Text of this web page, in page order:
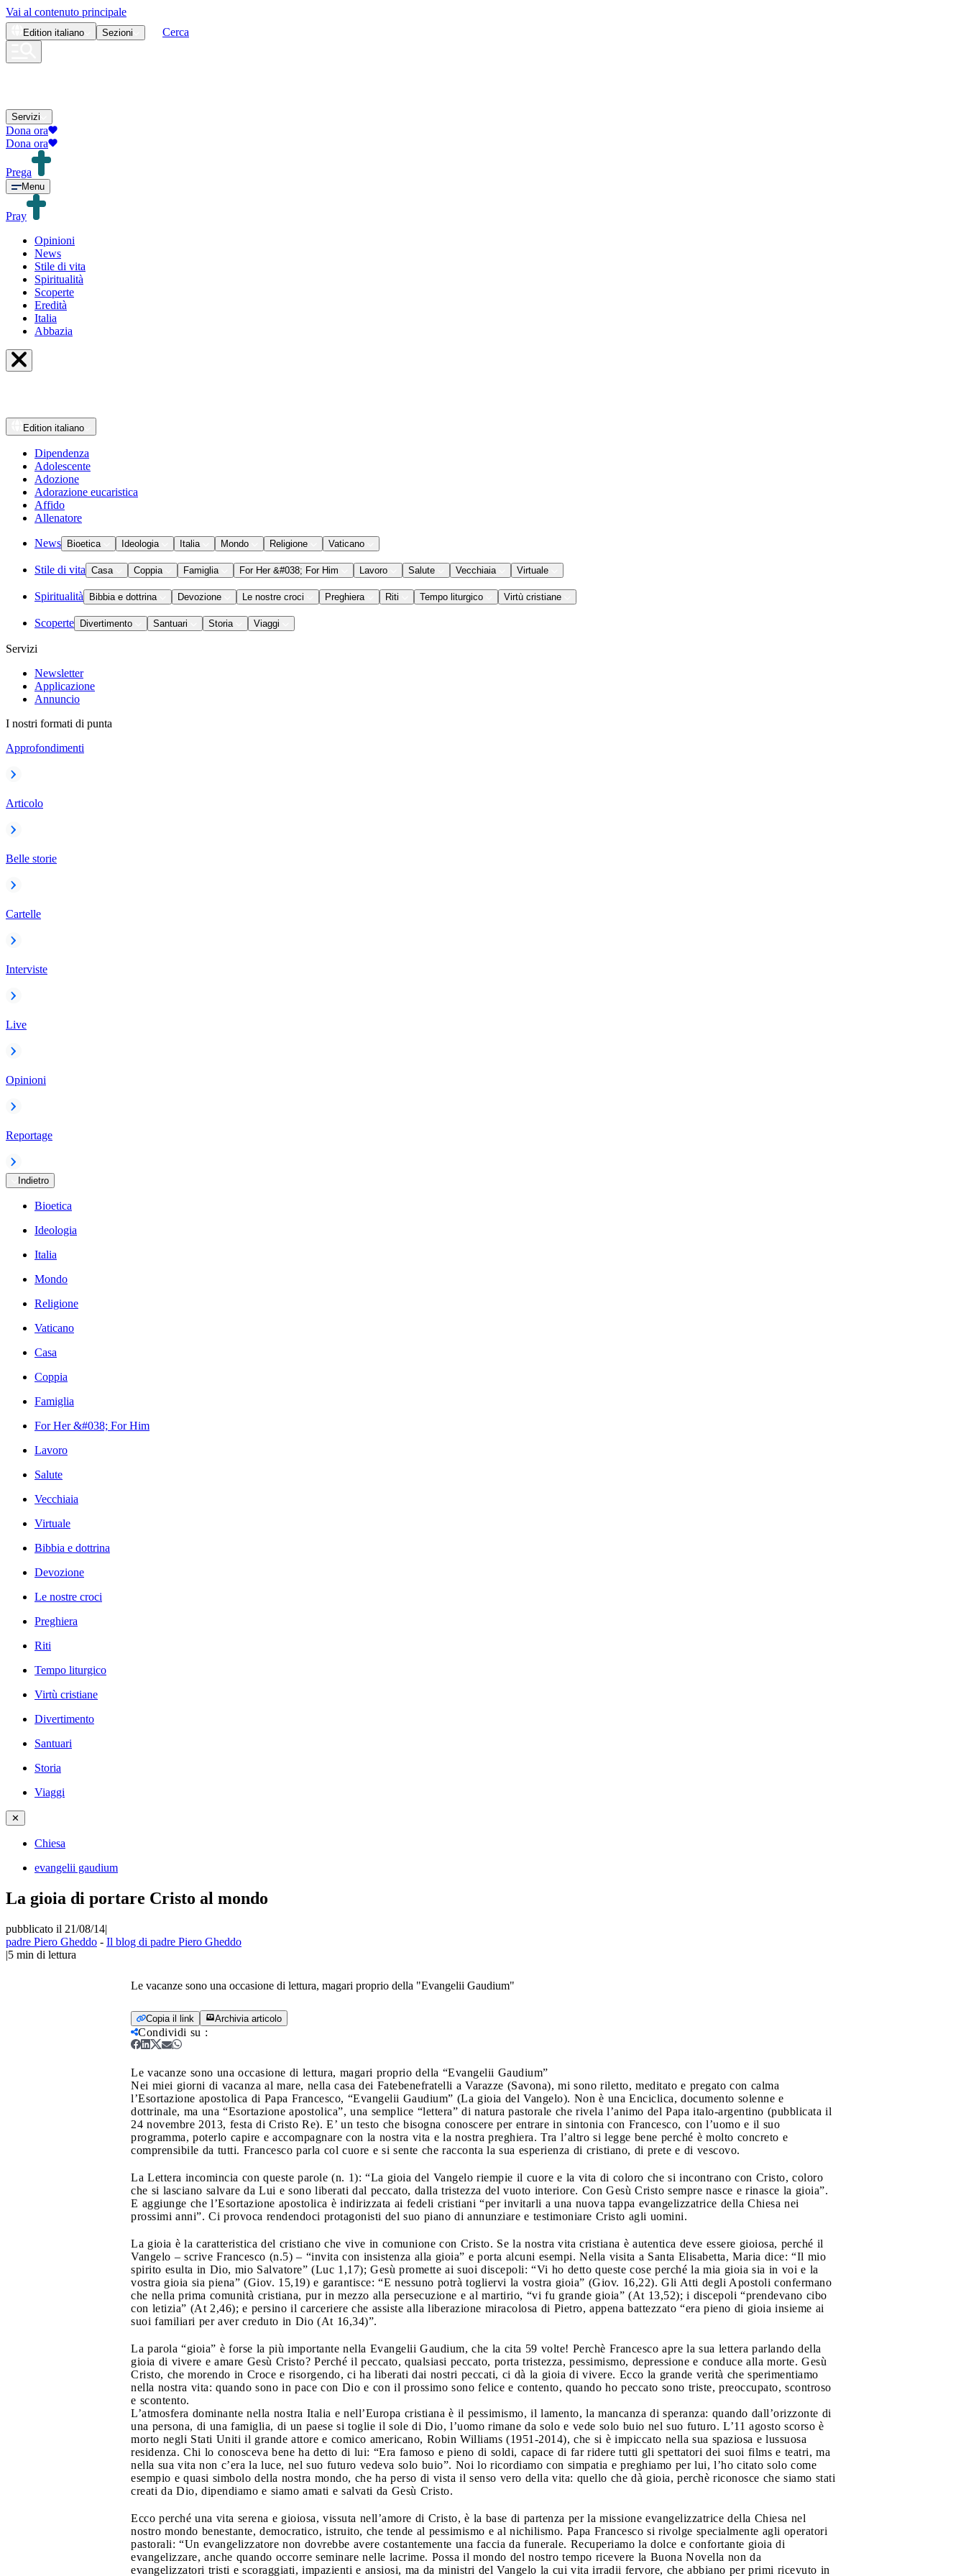
Vai al contenuto principale
Edition italiano Sezioni Cerca
Servizi
Dona ora
Dona ora
Prega
Menu
Pray
Opinioni
News
Stile di vita
Spiritualità
Scoperte
Eredità
Italia
Abbazia
Edition italiano
Dipendenza
Adolescente
Adozione
Adorazione eucaristica
Affido
Allenatore
News Bioetica Ideologia Italia Mondo Religione Vaticano
Stile di vita Casa Coppia Famiglia For Her &#038; For Him Lavoro Salute Vecchiaia Virtuale
Spiritualità Bibbia e dottrina Devozione Le nostre croci Preghiera Riti Tempo liturgico Virtù cristiane
Scoperte Divertimento Santuari Storia Viaggi
Servizi
Newsletter
Applicazione
Annuncio
I nostri formati di punta
Approfondimenti
Articolo
Belle storie
Cartelle
Interviste
Live
Opinioni
Reportage
Indietro
Bioetica
Ideologia
Italia
Mondo
Religione
Vaticano
Casa
Coppia
Famiglia
For Her &#038; For Him
Lavoro
Salute
Vecchiaia
Virtuale
Bibbia e dottrina
Devozione
Le nostre croci
Preghiera
Riti
Tempo liturgico
Virtù cristiane
Divertimento
Santuari
Storia
Viaggi
✕
Chiesa
evangelii gaudium
La gioia di portare Cristo al mondo
pubblicato il 21/08/14|
padre Piero Gheddo - Il blog di padre Piero Gheddo
|5 min di lettura
Le vacanze sono una occasione di lettura, magari proprio della "Evangelii Gaudium"
Copia il link Archivia articolo
Condividi su :
Le vacanze sono una occasione di lettura, magari proprio della “Evangelii Gaudium”
Nei miei giorni di vacanza al mare, nella casa dei Fatebenefratelli a Varazze (Savona), mi sono riletto, meditato e pregato con calma
l’Esortazione apostolica di Papa Francesco, “Evangelii Gaudium” (La gioia del Vangelo). Non è una Enciclica, documento solenne e
dottrinale, ma una “Esortazione apostolica”, una semplice “lettera” di natura pastorale che rivela l’animo del Papa italo-argentino (pubblicata il
24 novembre 2013, festa di Cristo Re). E’ un testo che bisogna conoscere per entrare in sintonia con Francesco, con l’uomo e il suo
programma, poterlo capire e accompagnare con la nostra vita e la nostra preghiera. Tra l’altro si legge bene perché è molto concreto e
comprensibile da tutti. Francesco parla col cuore e si sente che racconta la sua esperienza di cristiano, di prete e di vescovo.
La Lettera incomincia con queste parole (n. 1): “La gioia del Vangelo riempie il cuore e la vita di coloro che si incontrano con Cristo, coloro
che si lasciano salvare da Lui e sono liberati dal peccato, dalla tristezza del vuoto interiore. Con Gesù Cristo sempre nasce e rinasce la gioia”.
E aggiunge che l’Esortazione apostolica è indirizzata ai fedeli cristiani “per invitarli a una nuova tappa evangelizzatrice della Chiesa nei
prossimi anni”. Ci provoca rendendoci protagonisti del suo piano di annunziare e testimoniare Cristo agli uomini.
La gioia è la caratteristica del cristiano che vive in comunione con Cristo. Se la nostra vita cristiana è autentica deve essere gioiosa, perché il
Vangelo – scrive Francesco (n.5) – “invita con insistenza alla gioia” e porta alcuni esempi. Nella visita a Santa Elisabetta, Maria dice: “Il mio
spirito esulta in Dio, mio Salvatore” (Luc 1,17); Gesù promette ai suoi discepoli: “Vi ho detto queste cose perché la mia gioia sia in voi e la
vostra gioia sia piena” (Giov. 15,19) e garantisce: “E nessuno potrà togliervi la vostra gioia” (Giov. 16,22). Gli Atti degli Apostoli confermano
che nella prima comunità cristiana, pur in mezzo alla persecuzione e al martirio, “vi fu grande gioia” (At 13,52); i discepoli “prendevano cibo
con letizia” (At 2,46); e persino il carceriere che assiste alla liberazione miracolosa di Pietro, appena battezzato “era pieno di gioia insieme ai
suoi familiari per aver creduto in Dio (At 16,34)”.
La parola “gioia” è forse la più importante nella Evangelii Gaudium, che la cita 59 volte! Perchè Francesco apre la sua lettera parlando della
gioia di vivere e amare Gesù Cristo? Perché il peccato, qualsiasi peccato, porta tristezza, pessimismo, depressione e conduce alla morte. Gesù
Cristo, che morendo in Croce e risorgendo, ci ha liberati dai nostri peccati, ci dà la gioia di vivere. Ecco la grande verità che sperimentiamo
nella nostra vita: quando sono in pace con Dio e con il prossimo sono felice e contento, quando ho peccato sono triste, preoccupato, scontroso
e scontento.
L’atmosfera dominante nella nostra Italia e nell’Europa cristiana è il pessimismo, il lamento, la mancanza di speranza: quando dall’orizzonte di
una persona, di una famiglia, di un paese si toglie il sole di Dio, l’uomo rimane da solo e vede solo buio nel suo futuro. L’11 agosto scorso è
morto negli Stati Uniti il grande attore e comico americano, Robin Williams (1951-2014), che si è impiccato nella sua spaziosa e lussuosa
residenza. Chi lo conosceva bene ha detto di lui: “Era famoso e pieno di soldi, capace di far ridere tutti gli spettatori dei suoi films e teatri, ma
nella sua vita non c’era la luce, nel suo futuro vedeva solo buio”. Noi lo ricordiamo con simpatia e preghiamo per lui, l’ho citato solo come
esempio e quasi simbolo della nostra mondo, che ha perso di vista il senso vero della vita: quello che dà gioia, perchè riconosce che siamo stati
creati da Dio, dipendiamo e siamo amati e salvati da Gesù Cristo.
Ecco perché una vita serena e gioiosa, vissuta nell’amore di Cristo, è la base di partenza per la missione evangelizzatrice della Chiesa nel
nostro mondo benestante, democratico, istruito, che tende al pessimismo e al nichilismo. Papa Francesco si rivolge specialmente agli operatori
pastorali: “Un evangelizzatore non dovrebbe avere costantemente una faccia da funerale. Recuperiamo la dolce e confortante gioia di
evangelizzare, anche quando occorre seminare nelle lacrime. Possa il mondo del nostro tempo ricevere la Buona Novella non da
evangelizzatori tristi e scoraggiati, impazienti e ansiosi, ma da ministri del Vangelo la cui vita irradii fervore, che abbiano per primi ricevuto in